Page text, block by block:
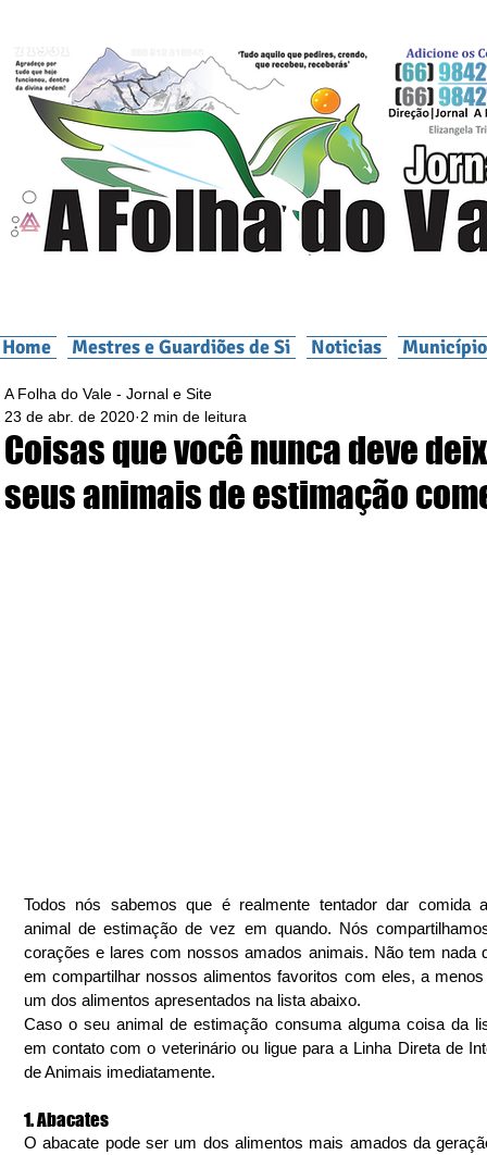
Home Mestres e Guardiões de Si Noticias
Coisas que você nunca deve
seus animais de estimação
A Folha do Vale - Jornal e Site
23 de abr. de 2020 2 min de leitura
Todos nós sabemos que é realmente tentador dar comida
animal de estimação de vez em quando. Nós
corações e lares com nossos amados animais. Não tem nada
em compartilhar nossos alimentos favoritos com eles, a
um dos alimentos apresentados na lista abaixo.
Caso o seu animal de estimação consuma alguma coisa da
em contato com o veterinário ou ligue para a Linha Direta de
de Animais imediatamente.
1. Abacates
O abacate pode ser um dos alimentos mais amados da